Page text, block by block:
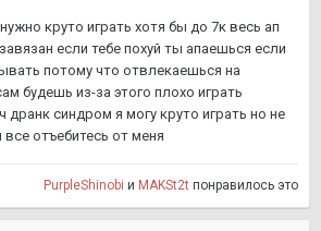
круто играть хотя бы до 7к весь ап
если тебе похуй ты апаешься если
потому что отвлекаешься на
будешь из-за этого плохо играть
дранк синдром я могу круто играть но не
отъебитесь от меня
PurpleShinobi и MAKSt2t понравилось это